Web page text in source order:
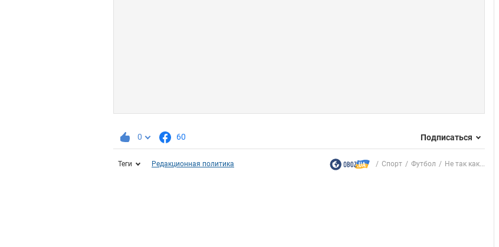
0 60 Подписаться
Теги Редакционная политика Спорт Футбол Не так как...